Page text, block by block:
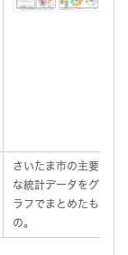
さいたま市の主要
な統計データをグ
ラフでまとめたも
の。